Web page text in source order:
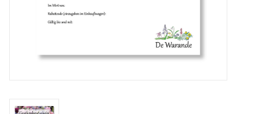
Bodenverbesserung
Unser Garten!